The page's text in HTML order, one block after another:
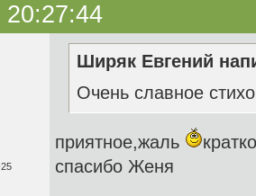
20:27:44
Ширяк Евгений
Очень славное
приятное,жаль
спасибо Женя